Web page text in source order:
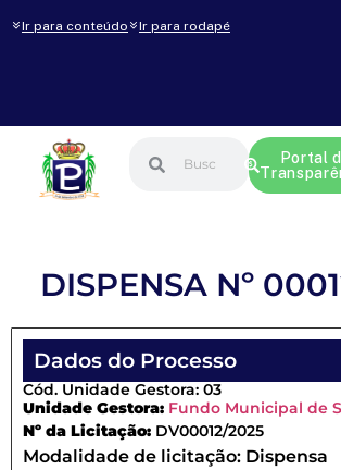
Ir para conteúdo Ir para rodapé
Portal
DISPENSA Nº
Dados do Processo
Cód. Unidade Gestora: 03
Unidade Gestora: Fundo Municipal de
Nº da Licitação: DV00012/2025
Modalidade de licitação: Dispensa